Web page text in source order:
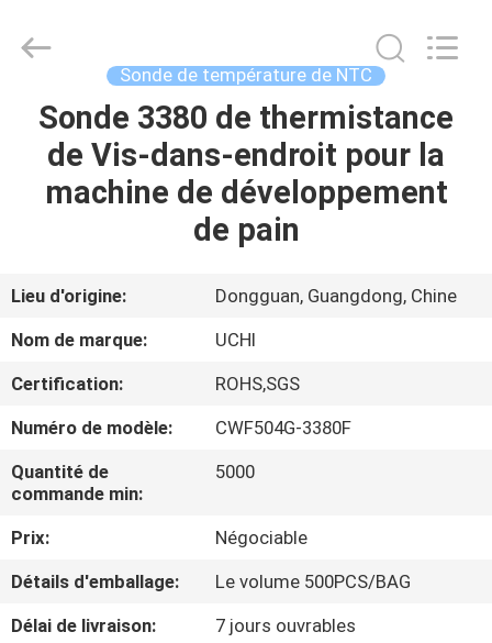
MAISON
PRODUITS
DE
VR
AU
SUJET
DE
VISITE
D'USINE
Co.,Ltd.
Sonde de température de NTC
Sonde 3380 de thermistance
de Vis-dans-endroit pour la
machine de développement
de pain
Lieu d'origine:
Dongguan, Guangdong, Chine
Nom de marque:
UCHI
Certification:
ROHS,SGS
Numéro de modèle:
CWF504G-3380F
Quantité de
commande min:
5000
Prix:
Négociable
Détails d'emballage:
Le volume 500PCS/BAG
Délai de livraison:
7 jours ouvrables